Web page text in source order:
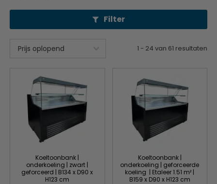
Filter
1 - 24 van 61 resultaten
Koeltoonbank |
onderkoeling | zwart |
geforceerd | B134 x D90 x
H123 cm
Koeltoonbank |
onderkoeling | geforceerde
koeling | Etaleer 1.51 m² |
B159 x D90 x H123 cm